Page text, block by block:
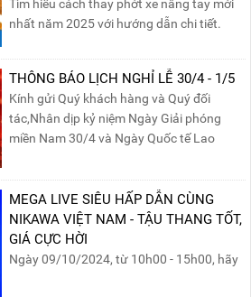
Tìm hiểu cách thay phớt xe nâng tay mới
nhất năm 2025 với hướng dẫn chi tiết.
phớt đúng cách, giúp xe nâng hoạt động
hiệu quả và bền lâu!
THÔNG BÁO LỊCH NGHỈ LỄ 30/4 - 1/5
Kính gửi Quý khách hàng và Quý đối
tác,Nhân dịp kỷ niệm Ngày Giải phóng
miền Nam 30/4 và Ngày Quốc tế Lao
báo lịch nghỉ lễ như sau:Thời gian nghỉ: Từ
Thứ Ba, ngày 29/04/2025 đến hết Chủ
Nhật, ngày 04/05/2025.T...
MEGA LIVE SIÊU HẤP DẪN CÙNG
NIKAWA VIỆT NAM - TẬU THANG TỐT,
GIÁ CỰC HỜI
Ngày 09/10/2024, từ 10h00 - 15h00, hãy